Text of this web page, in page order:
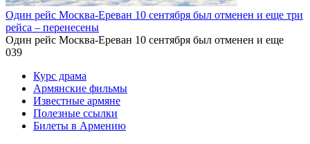
Один рейс Москва-Ереван 10 сентября был отменен и еще три
рейса – перенесены
Один рейс Москва-Ереван 10 сентября был отменен и еще
039
Курс драма
Армянские фильмы
Известные армяне
Полезные ссылки
Билеты в Армению